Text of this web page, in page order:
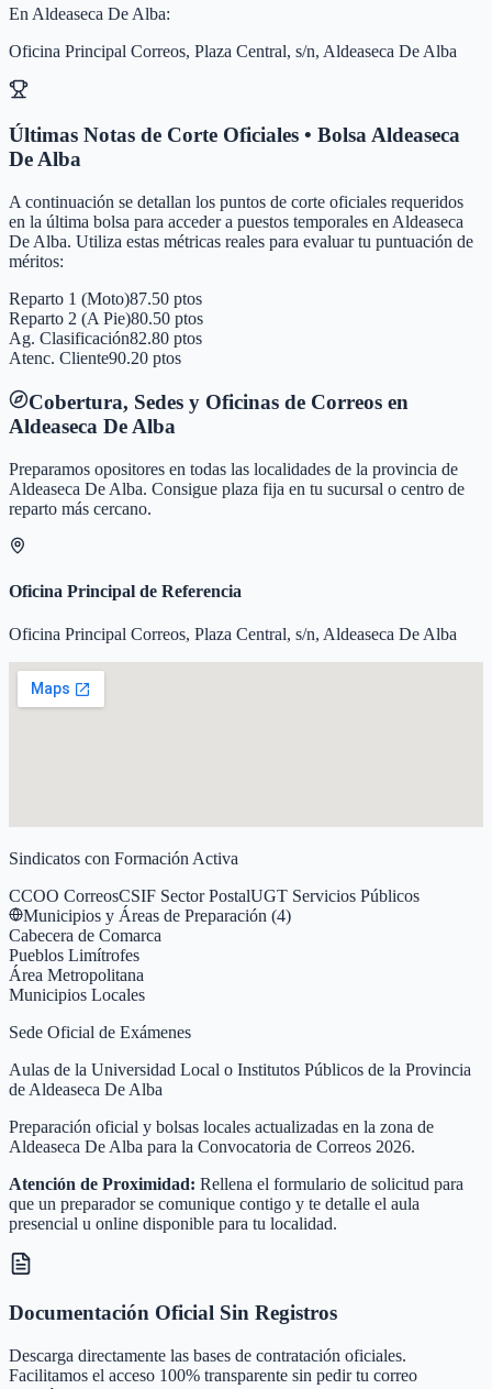
En Aldeaseca De Alba:
Oficina Principal Correos, Plaza Central, s/n, Aldeaseca De Alba
Últimas Notas de Corte Oficiales • BolsaAldeaseca
De Alba
A continuación se detallan los puntos de corte oficiales requeridos
en la última bolsa para acceder a puestos temporales en Aldeaseca
De Alba. Utiliza estas métricas reales para evaluar tu puntuación de
méritos:
Reparto 1 (Moto)87.50 ptos
Reparto 2 (A Pie)80.50 ptos
Ag. Clasificación82.80 ptos
Atenc. Cliente90.20 ptos
Cobertura, Sedes y Oficinas de Correos en
Aldeaseca De Alba
Preparamos opositores en todas las localidades de la provincia de
Aldeaseca De Alba. Consigue plaza fija en tu sucursal o centro de
reparto más cercano.
Oficina Principal de Referencia
Oficina Principal Correos, Plaza Central, s/n, Aldeaseca De Alba
Sindicatos con Formación Activa
CCOO CorreosCSIF Sector PostalUGT Servicios Públicos
Municipios y Áreas de Preparación (4)
Cabecera de Comarca
Pueblos Limítrofes
Área Metropolitana
Municipios Locales
Sede Oficial de Exámenes
Aulas de la Universidad Local o Institutos Públicos de la Provincia
de Aldeaseca De Alba
Preparación oficial y bolsas locales actualizadas en la zona de
Aldeaseca De Alba para la Convocatoria de Correos 2026.
Atención de Proximidad: Rellena el formulario de solicitud para
que un preparador se comunique contigo y te detalle el aula
presencial u online disponible para tu localidad.
Documentación Oficial Sin Registros
Descarga directamente las bases de contratación oficiales.
Facilitamos el acceso 100% transparente sin pedir tu correo